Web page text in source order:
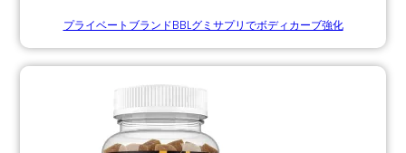
プライベートブランドBBLグミサプリでボディカーブ強化